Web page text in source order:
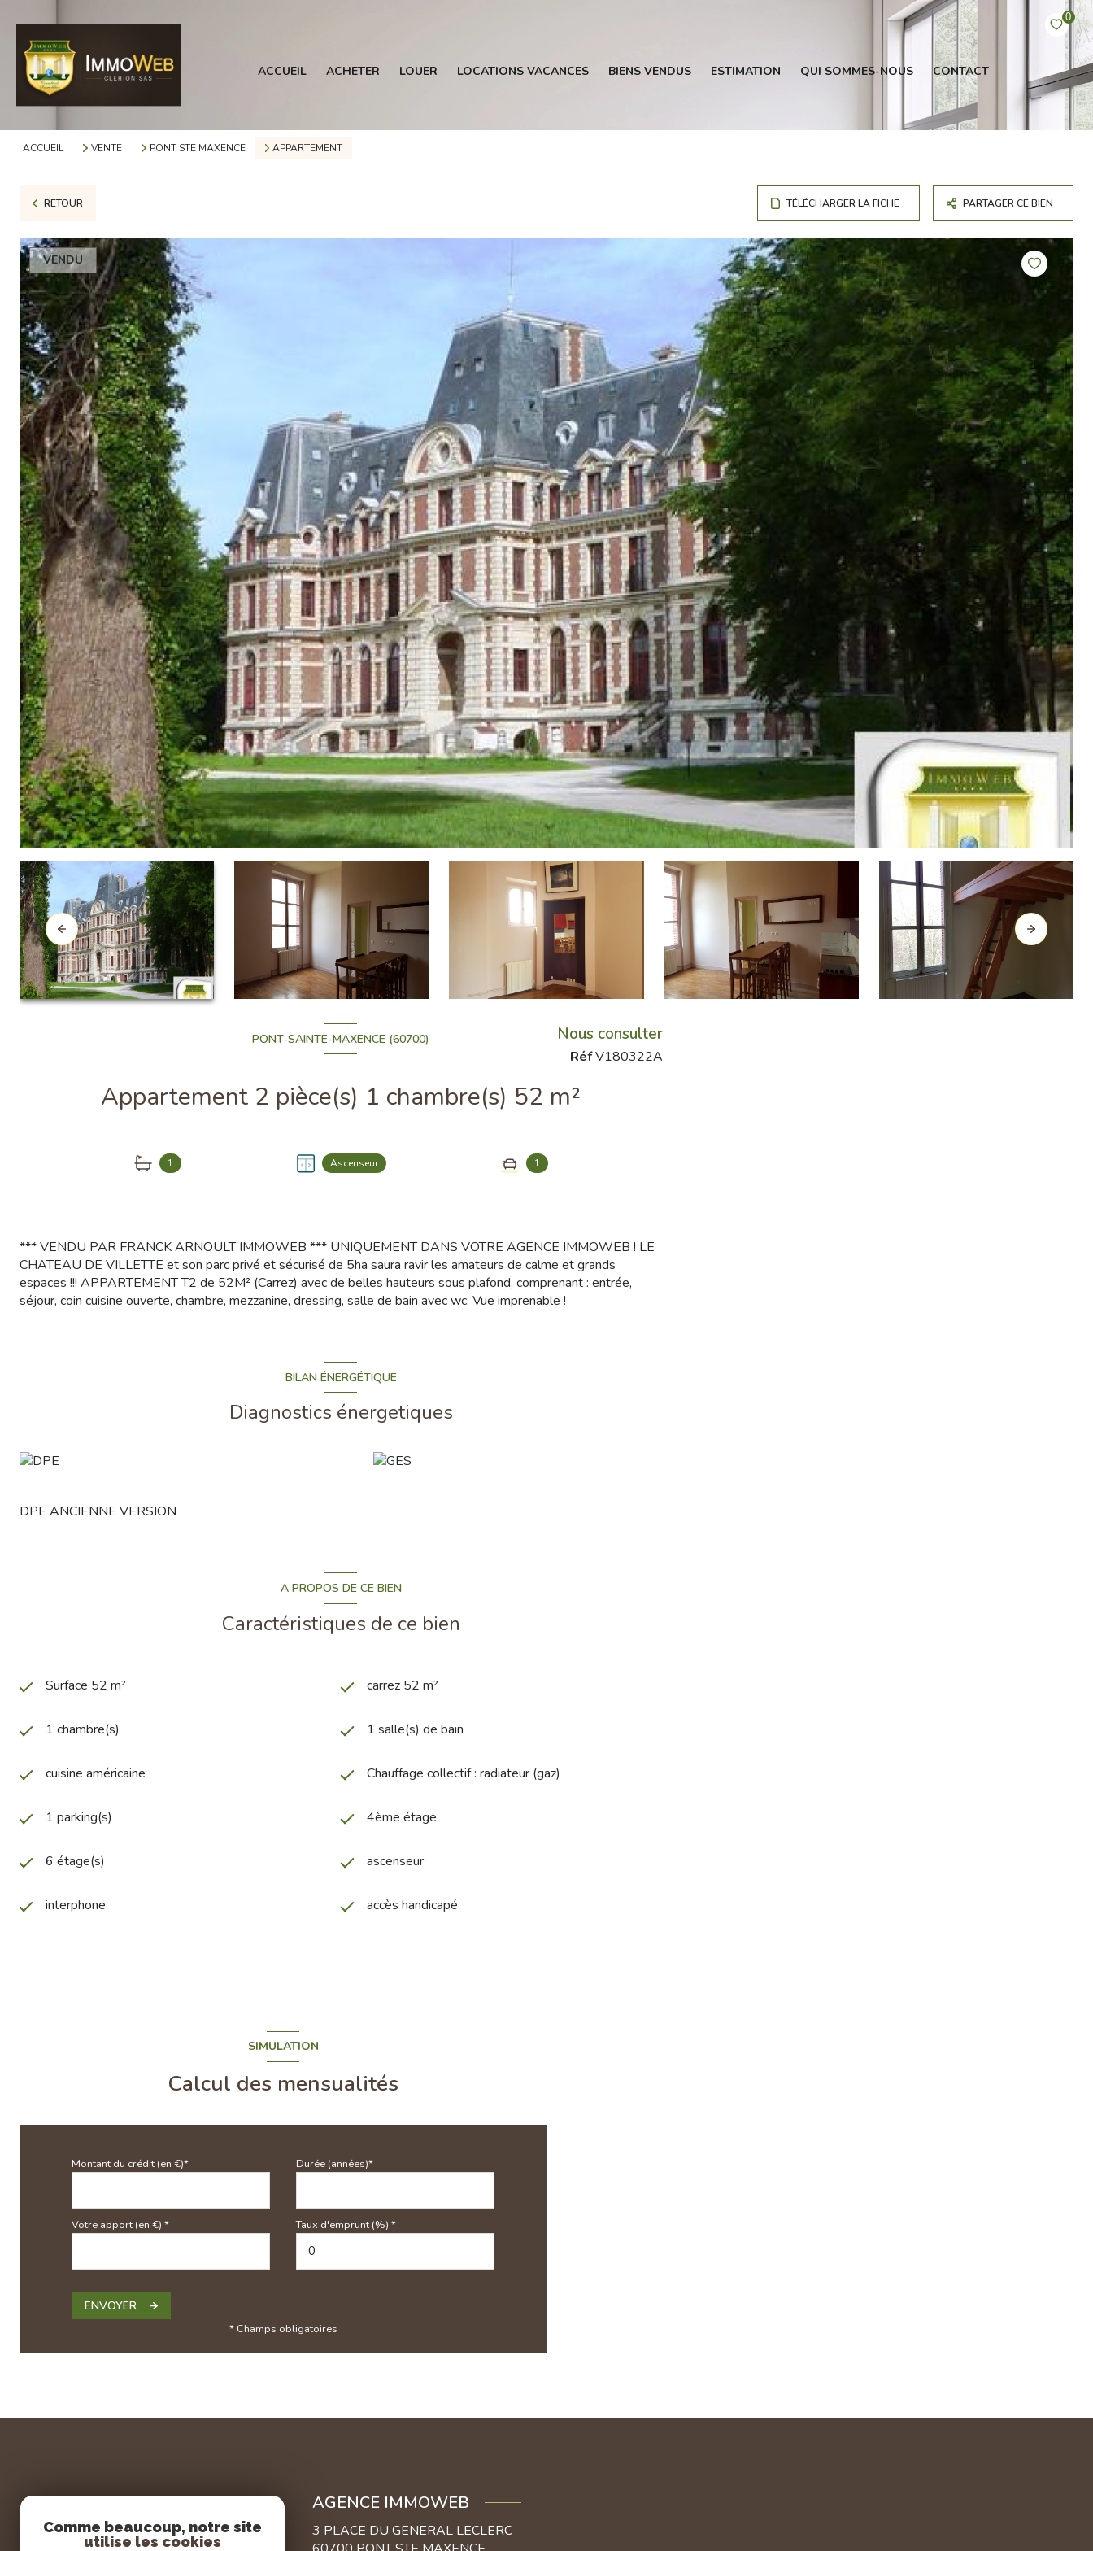
0
ACCUEIL ACHETER LOUER LOCATIONS VACANCES BIENS VENDUS ESTIMATION QUI SOMMES-NOUS CONTACT
ACCUEIL VENTE PONT STE MAXENCE APPARTEMENT
RETOUR TÉLÉCHARGER LA FICHE PARTAGER CE BIEN
VENDU
PONT-SAINTE-MAXENCE (60700)
Appartement 2 pièce(s) 1 chambre(s) 52 m²
1 Ascenseur 1
Nous consulter
RéfV180322A
*** VENDU PAR FRANCK ARNOULT IMMOWEB *** UNIQUEMENT DANS VOTRE AGENCE IMMOWEB ! LE
CHATEAU DE VILLETTE et son parc privé et sécurisé de 5ha saura ravir les amateurs de calme et grands
espaces !!! APPARTEMENT T2 de 52M² (Carrez) avec de belles hauteurs sous plafond, comprenant : entrée,
séjour, coin cuisine ouverte, chambre, mezzanine, dressing, salle de bain avec wc. Vue imprenable !
BILAN ÉNERGÉTIQUE
Diagnostics énergetiques
DPE ANCIENNE VERSION
A PROPOS DE CE BIEN
Caractéristiques de ce bien
Surface 52 m² carrez 52 m²
1 chambre(s) 1 salle(s) de bain
cuisine américaine Chauffage collectif : radiateur (gaz)
1 parking(s) 4ème étage
6 étage(s) ascenseur
interphone accès handicapé
SIMULATION
Calcul des mensualités
Montant du crédit (en €)* Durée (années)*
Votre apport (en €) * Taux d'emprunt (%) *
ENVOYER
* Champs obligatoires
AGENCE IMMOWEB
3 PLACE DU GENERAL LECLERC
Comme beaucoup, notre site
utilise les cookies